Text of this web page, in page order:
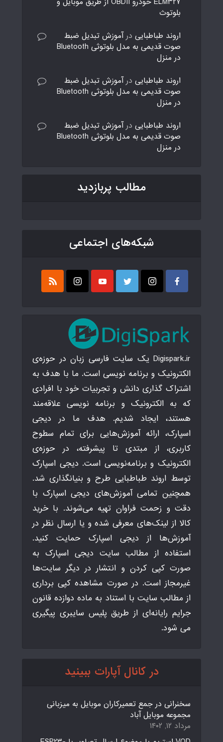
بلوتوث
اروند طباطبایی درآموزش تبدیل ضبط
صوت قدیمی به مدل بلوتوثی Bluetooth
در منزل
اروند طباطبایی درآموزش تبدیل ضبط
صوت قدیمی به مدل بلوتوثی Bluetooth
در منزل
اروند طباطبایی درآموزش تبدیل ضبط
صوت قدیمی به مدل بلوتوثی Bluetooth
در منزل
مطالب پربازدید
شبکه‌های اجتماعی
Digispark.ir یک سایت فارسی زبان در حوزه‌ی
الکترونیک و برنامه نویسی است. ما با هدف به
اشتراک گذاری دانش و تجربیات خود با افرادی
که به الکترونیک و برنامه نویسی علاقه‌مند
هستند، ایجاد شدیم. هدف ما در دیجی
اسپارک، ارائه آموزش‌هایی برای تمام سطوح
کاربری، از مبتدی تا پیشرفته، در حوزه‌ی
الکترونیک و برنامه‌نویسی است. دیجی اسپارک
توسط اروند طباطبایی طرح و بنیانگذاری شد.
همچنین تمامی آموزش‌های دیجی اسپارک با
دقت و زحمت فراوان تهیه می‌شوند. با خرید
کالا از لینک‌های معرفی شده و یا ارسال نظر در
آموزش‌ها از دیجی اسپارک حمایت کنید.
استفاده از مطالب سایت دیجی اسپارک به
صورت کپی کردن و انتشار در دیگر سایت‌ها
غیرمجاز است. در صورت مشاهده کپی برداری
از مطالب سایت با استناد به ماده دوازده قانون
جرایم رایانه‌ای از طریق پلیس سایبری پیگیری
می شود.
در کانال آپارات ببینید
سخنرانی در جمع تعمیرکاران موبایل به میزبانی
مجموعه موبایل آباد
مرداد ۱۲, ۱۴۰۲